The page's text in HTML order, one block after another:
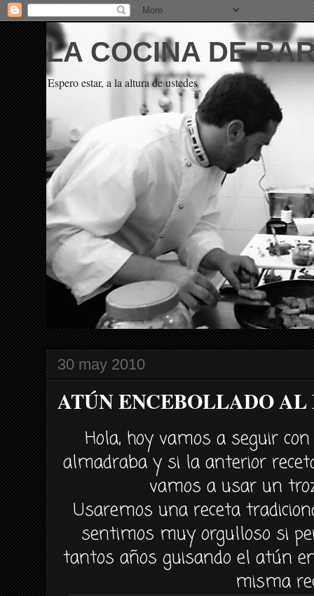
LA COCINA DE
Espero estar, a la altura de ustedes
30 may 2010
ATÚN ENCEBOLLADO
Hola, hoy vamos a seguir
almadraba y si la anterior
vamos a usar un
Usaremos una receta
sentimos muy orgulloso si
tantos años guisando elatún
misma